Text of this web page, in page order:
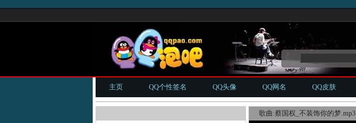
主页 QQ个性签名 QQ头像 QQ网名 QQ皮肤
歌曲:蔡国权_不装饰你的梦.mp3